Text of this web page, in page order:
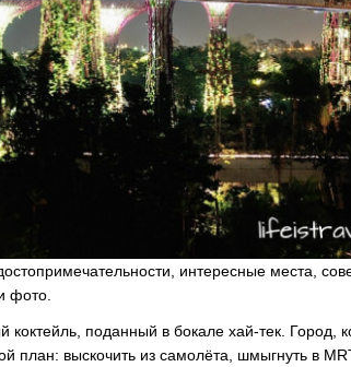
интересные места,
фото.
коктейль, поданный в бокале хай-тек. Город,
план: выскочить из самолёта, шмыгнуть в